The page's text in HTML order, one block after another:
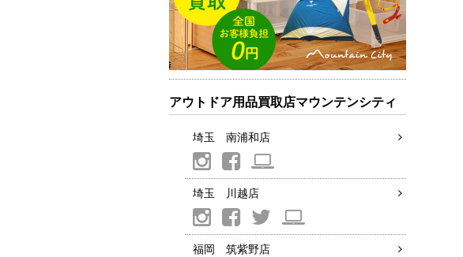
アウトドア用品買取店マウンテンシティ
埼玉 南浦和店
埼玉 川越店
福岡 筑紫野店